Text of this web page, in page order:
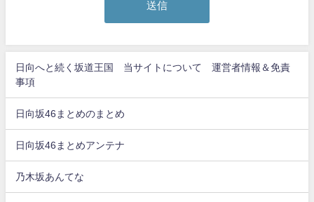
日向へと続く坂道王国 当サイトについて 運営者情報＆免責
事項
日向坂46まとめのまとめ
日向坂46まとめアンテナ
乃木坂あんてな